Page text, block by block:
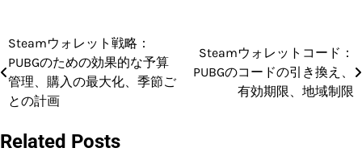
Post
navigation
Steamウォレット戦略：
PUBGのための効果的な予算
管理、購入の最大化、季節ご
との計画
Steamウォレットコード：
PUBGのコードの引き換え、
有効期限、地域制限
Related Posts